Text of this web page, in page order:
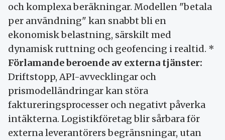
och komplexa beräkningar. Modellen "betala
per användning" kan snabbt bli en
ekonomisk belastning, särskilt med
dynamisk ruttning och geofencing i realtid. *
Förlamande beroende av externa tjänster:
Driftstopp, API-avvecklingar och
prismodelländringar kan störa
faktureringsprocesser och negativt påverka
intäkterna. Logistikföretag blir sårbara för
externa leverantörers begränsningar, utan